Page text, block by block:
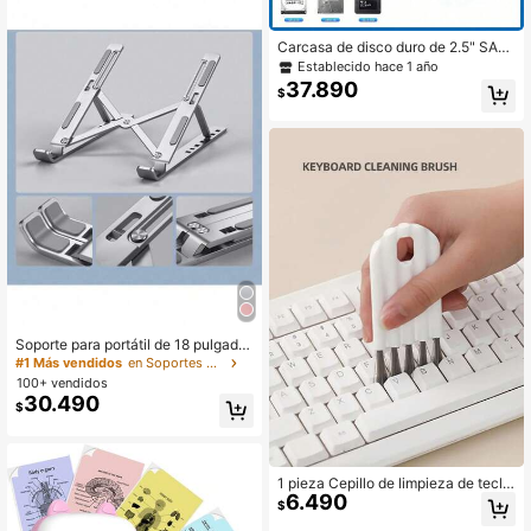
Soporte para portátil de 18 pulgada
s, elevador de enfriamiento plegabl
e de aleación de aluminio, soporte p
ortátil de escritorio para tableta y te
léfono
#1 Más vendidos
en Soportes para PC
100+ vendidos
$30.490
Carcasa de disco duro de 2.5" SATA
a USB 3.1 10Gbps, para SSD/HDD, i
nterfaz USB-C 3.1 Gen 2, carcasa d
e disco duro externa (disco duro no
uevo/Festividades, oferta especial
Establecido hace 1 año
$37.890
1 pieza Cepillo de limpieza de tecla
do
$6.490